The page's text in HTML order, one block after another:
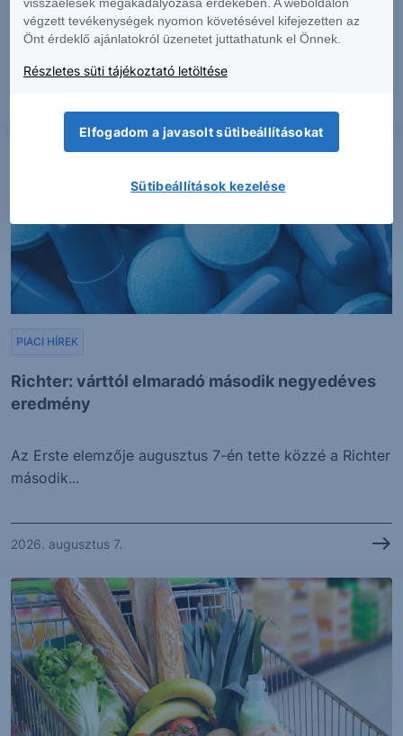
Erős lett a MOL második negyedéve
Richter: várttól elmaradó második negyedéves
eredmény
PIACI HÍREK
Az Erste elemzője augusztus 7-én tette közzé a Richter
második...
2026. augusztus 7.
végzett tevékenységek nyomon követésével kifejezetten az
Önt érdeklő ajánlatokról üzenetet juttathatunk el Önnek.
Részletes süti tájékoztató letöltése
Elfogadom a javasolt sütibeállításokat
Sütibeállítások kezelése